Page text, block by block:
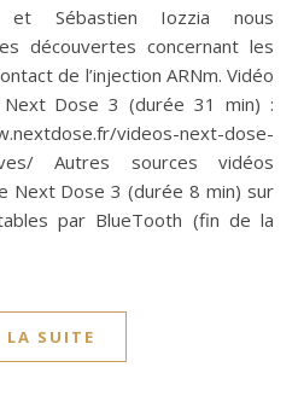
découvertes concernant les
de l’injection ARNm. Vidéo
Dose 3 (durée 31 min) :
videos-next-dose-
Autres sources vidéos
Next Dose 3 (durée 8 min) sur
par BlueTooth (fin de la
LA SUITE